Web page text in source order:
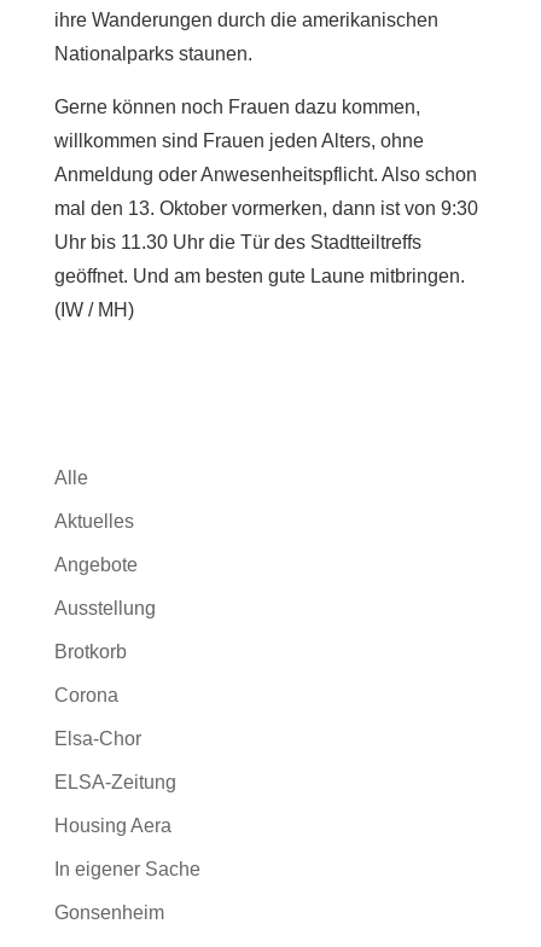
ihre Wanderungen durch die amerikanischen
Nationalparks staunen.
Gerne können noch Frauen dazu kommen,
willkommen sind Frauen jeden Alters, ohne
Anmeldung oder Anwesenheitspflicht. Also schon
mal den 13. Oktober vormerken, dann ist von 9:30
Uhr bis 11.30 Uhr die Tür des Stadtteiltreffs
geöffnet. Und am besten gute Laune mitbringen.
(IW / MH)
Alle
Aktuelles
Angebote
Ausstellung
Brotkorb
Corona
Elsa-Chor
ELSA-Zeitung
Housing Aera
In eigener Sache
Gonsenheim